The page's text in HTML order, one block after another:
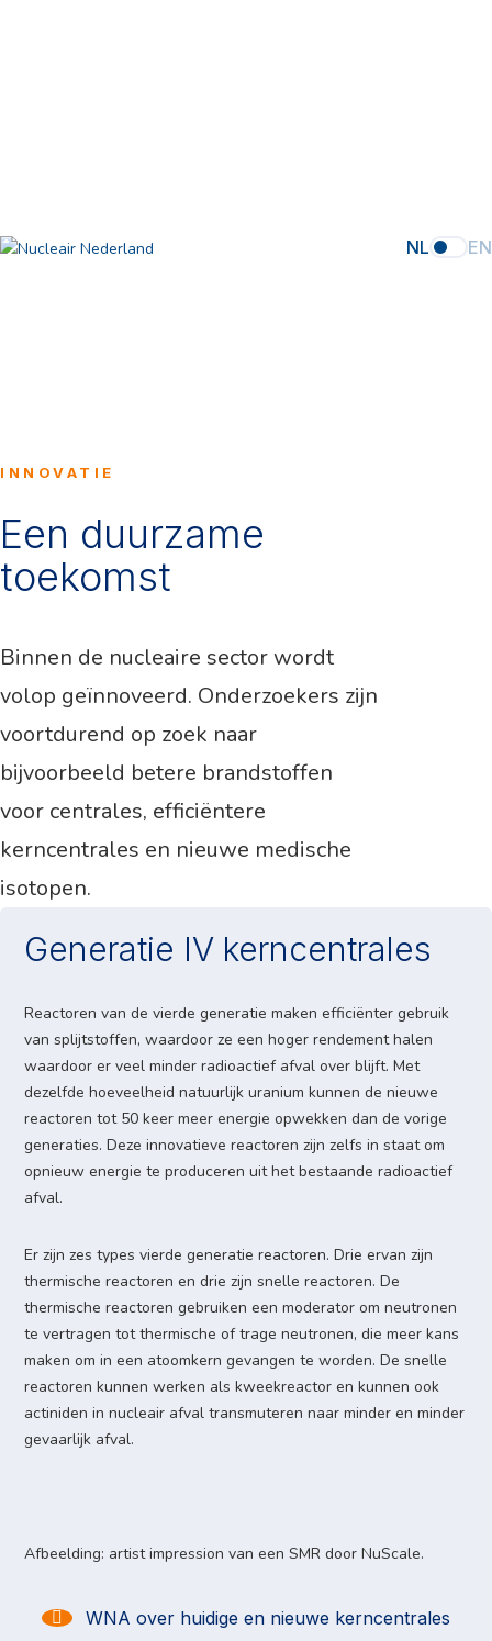
NL EN
INNOVATIE
Een duurzame
toekomst
Binnen de nucleaire sector wordt
volop geïnnoveerd. Onderzoekers zijn
voortdurend op zoek naar
bijvoorbeeld betere brandstoffen
voor centrales, efficiëntere
kerncentrales en nieuwe medische
isotopen.
Generatie IV kerncentrales
Reactoren van de vierde generatie maken efficiënter gebruik
van splijtstoffen, waardoor ze een hoger rendement halen
waardoor er veel minder radioactief afval over blijft. Met
dezelfde hoeveelheid natuurlijk uranium kunnen de nieuwe
reactoren tot 50 keer meer energie opwekken dan de vorige
generaties. Deze innovatieve reactoren zijn zelfs in staat om
opnieuw energie te produceren uit het bestaande radioactief
afval.
Er zijn zes types vierde generatie reactoren. Drie ervan zijn
thermische reactoren en drie zijn snelle reactoren. De
thermische reactoren gebruiken een moderator om neutronen
te vertragen tot thermische of trage neutronen, die meer kans
maken om in een atoomkern gevangen te worden. De snelle
reactoren kunnen werken als kweekreactor en kunnen ook
actiniden in nucleair afval transmuteren naar minder en minder
gevaarlijk afval.
Afbeelding: artist impression van een SMR door NuScale.
WNA over huidige en nieuwe kerncentrales